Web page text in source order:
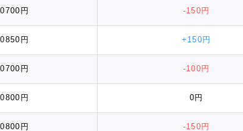
円 -150円
円 +150円
円 -100円
円 0円
円 -150円